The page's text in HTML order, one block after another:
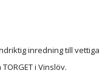
inredning till
i Vinslöv.